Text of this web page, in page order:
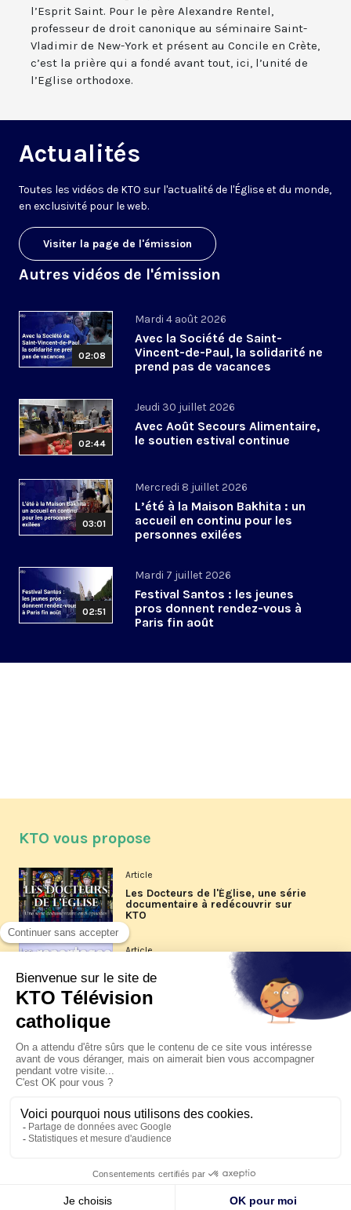
l’Esprit Saint. Pour le père Alexandre Rentel,
professeur de droit canonique au séminaire Saint-
Vladimir de New-York et présent au Concile en Crète,
c’est la prière qui a fondé avant tout, ici, l’unité de
l’Eglise orthodoxe.
Actualités
Toutes les vidéos de KTO sur l'actualité de l'Église et du monde,
en exclusivité pour le web.
Visiter la page de l'émission
Autres vidéos de l'émission
02:08
Mardi 4 août 2026
Avec la Société de Saint-
Vincent-de-Paul, la solidarité ne
prend pas de vacances
02:44
Jeudi 30 juillet 2026
Avec Août Secours Alimentaire,
le soutien estival continue
03:01
Mercredi 8 juillet 2026
L’été à la Maison Bakhita : un
accueil en continu pour les
personnes exilées
02:51
Mardi 7 juillet 2026
Festival Santos : les jeunes
pros donnent rendez-vous à
Paris fin août
KTO vous propose
Article
Les Docteurs de l'Église, une série
documentaire à redécouvrir sur
KTO
Article
Les reportages d'été 2026 de KTO
La visite pastorale du pape Léon
XIV à Assise à suivre sur KTO le
jeudi 6 août
Le pape en Uruguay, Argentine et
Pérou du 6 au 17 novembre 2026
© KTO 2026 — Mentions légales